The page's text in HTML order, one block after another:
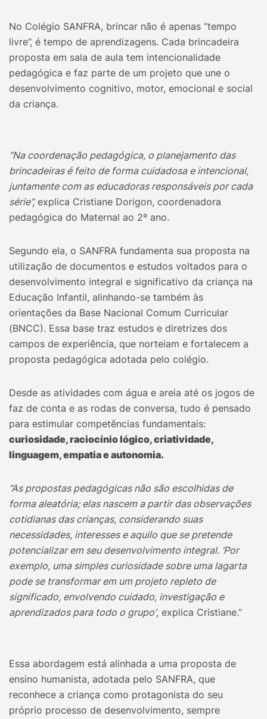
No Colégio SANFRA, brincar não é apenas “tempo
livre”, é tempo de aprendizagens. Cada brincadeira
proposta em sala de aula tem intencionalidade
pedagógica e faz parte de um projeto que une o
desenvolvimento cognitivo, motor, emocional e social
da criança.
“Na coordenação pedagógica, o planejamento das
brincadeiras é feito de forma cuidadosa e intencional,
juntamente com as educadoras responsáveis por cada
série”,explica Cristiane Dorigon, coordenadora
pedagógica do Maternal ao 2º ano.
Segundo ela, o SANFRA fundamenta sua proposta na
utilização de documentos e estudos voltados para o
desenvolvimento integral e significativo da criança na
Educação Infantil, alinhando-se também às
orientações da Base Nacional Comum Curricular
(BNCC). Essa base traz estudos e diretrizes dos
campos de experiência, que norteiam e fortalecem a
proposta pedagógica adotada pelo colégio.
Desde as atividades com água e areia até os jogos de
faz de conta e as rodas de conversa, tudo é pensado
para estimular competências fundamentais:
curiosidade, raciocínio lógico, criatividade,
linguagem, empatia e autonomia.
“As propostas pedagógicas não são escolhidas de
forma aleatória; elas nascem a partir das observações
cotidianas das crianças, considerando suas
necessidades, interesses e aquilo que se pretende
potencializar em seu desenvolvimento integral. ‘Por
exemplo, uma simples curiosidade sobre uma lagarta
pode se transformar em um projeto repleto de
significado, envolvendo cuidado, investigação e
aprendizados para todo o grupo’, explica Cristiane.”
Essa abordagem está alinhada a uma proposta de
ensino humanista, adotada pelo SANFRA, que
reconhece a criança como protagonista do seu
próprio processo de desenvolvimento, sempre